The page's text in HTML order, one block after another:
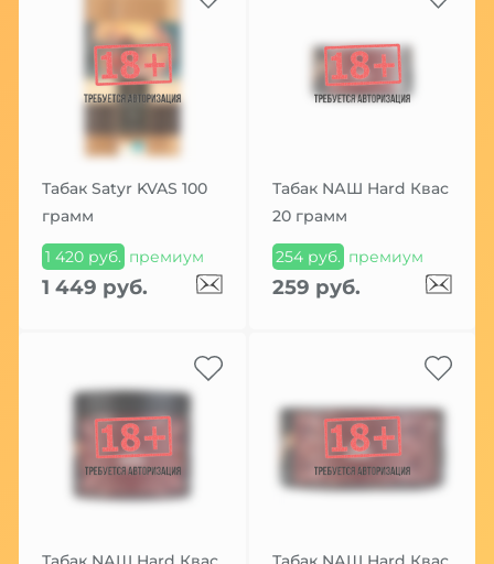
Табак Satyr KVAS 100
грамм
1 420 руб. премиум
1 449 руб.
Табак NАШ Hard Квас
20 грамм
254 руб. премиум
259 руб.